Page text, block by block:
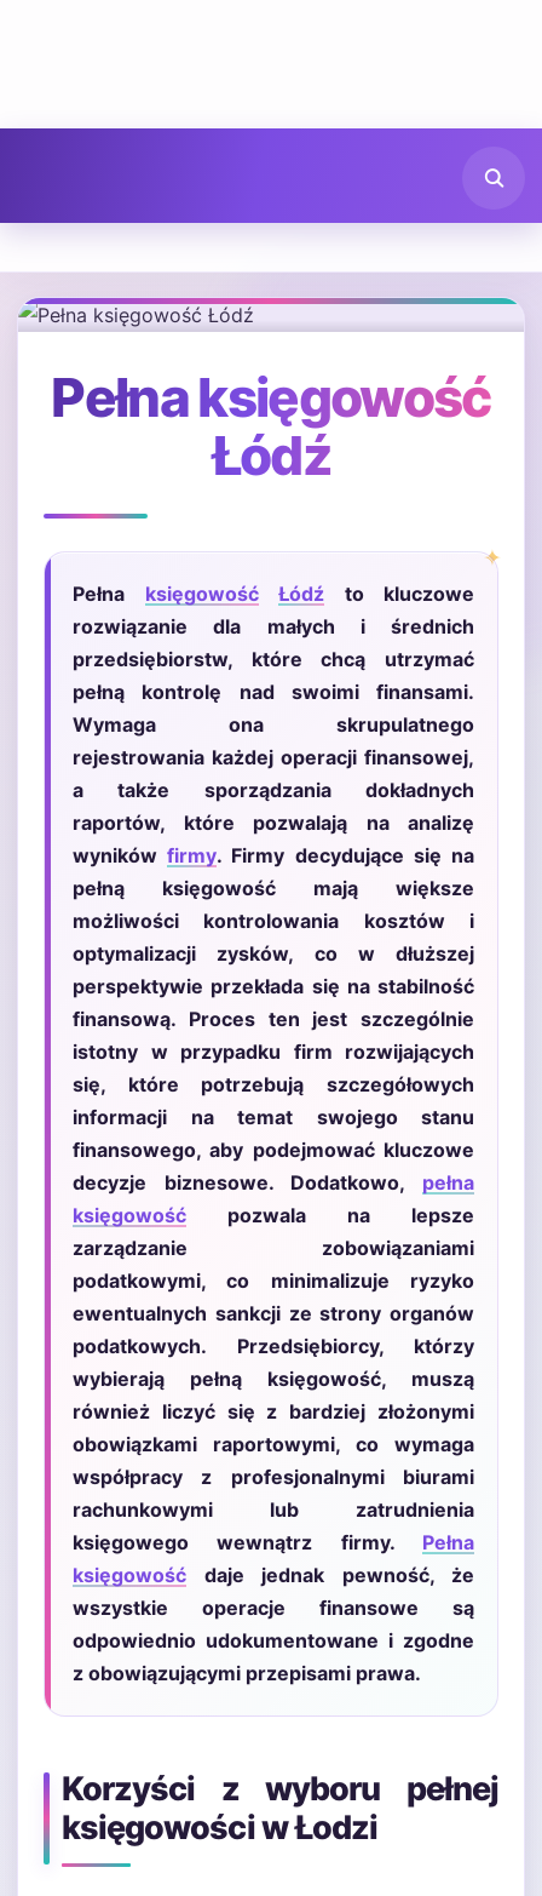
Pełna księgowość
Łódź
Pełna księgowość Łódź to kluczowe
rozwiązanie dla małych i średnich
przedsiębiorstw, które chcą utrzymać
pełną kontrolę nad swoimi finansami.
Wymaga ona skrupulatnego
rejestrowania każdej operacji finansowej,
a także sporządzania dokładnych
raportów, które pozwalają na analizę
wynikówfirmy. Firmy decydujące się na
pełną księgowość mają większe
możliwości kontrolowania kosztów i
optymalizacji zysków, co w dłuższej
perspektywie przekłada się na stabilność
finansową. Proces ten jest szczególnie
istotny w przypadku firm rozwijających
się, które potrzebują szczegółowych
informacji na temat swojego stanu
finansowego, aby podejmować kluczowe
decyzje biznesowe. Dodatkowo, pełna
księgowość pozwala na lepsze
zarządzanie zobowiązaniami
podatkowymi, co minimalizuje ryzyko
ewentualnych sankcji ze strony organów
podatkowych. Przedsiębiorcy, którzy
wybierają pełną księgowość, muszą
również liczyć się z bardziej złożonymi
obowiązkami raportowymi, co wymaga
współpracy z profesjonalnymi biurami
rachunkowymi lub zatrudnienia
księgowego wewnątrz firmy. Pełna
księgowość daje jednak pewność, że
wszystkie operacje finansowe są
odpowiednio udokumentowane i zgodne
z obowiązującymi przepisami prawa.
Korzyści z wyboru pełnej
księgowości w Łodzi